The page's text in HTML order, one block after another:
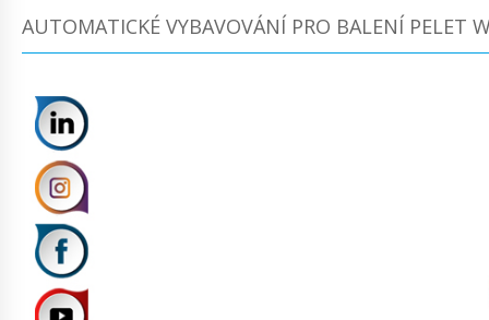
AUTOMATICKÉ VYBAVOVÁNÍ PRO BALENÍ PELET